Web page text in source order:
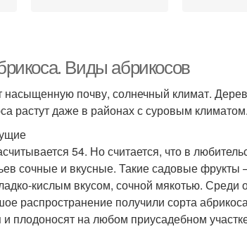
Абрикосы для
Виды абрикосов
почву, солнечный климат.
растут даже в районах с суровым
54. Но считается, что в
сочные и вкусные. Такие садовые фрукты
кислым вкусом, сочной мякотью. Среди
распространение получили сорта
плодоносят на любом приусадебном